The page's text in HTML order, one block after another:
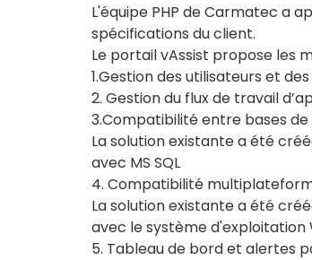
L'équipe PHP de Carmatec a
spécifications du client.
Le portail vAssist propose les
1.Gestion des utilisateurs et
2. Gestion du flux de travail
3.Compatibilité entre bases de
La solution existante a été
avec MS SQL
4. Compatibilité
La solution existante a été
avec le système d'exploitation
5. Tableau de bord et alertes